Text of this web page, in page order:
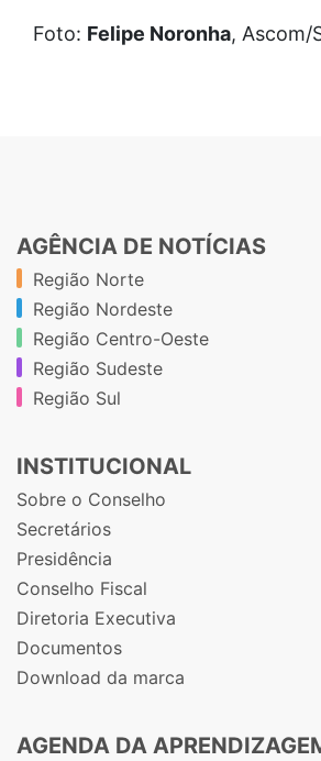
Foto: Felipe Noronha, Ascom/
AGÊNCIA DE NOTÍCIAS
Região Norte
Região Nordeste
Região Centro-Oeste
Região Sudeste
Região Sul
INSTITUCIONAL
Sobre o Conselho
Secretários
Presidência
Conselho Fiscal
Diretoria Executiva
Documentos
Download da marca
AGENDA DA